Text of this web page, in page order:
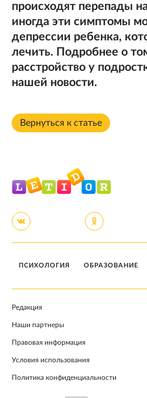
происходят перепады
иногда эти симптомы
депрессии ребенка,
лечить. Подробнее о
расстройство у
нашей новости.
Вернуться к статье
ПСИХОЛОГИЯ ОБРАЗОВАНИЕ
Редакция
Наши партнеры
Правовая информация
Условия использования
Политика конфиденциальности